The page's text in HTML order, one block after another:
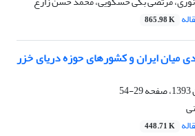
865.98 K
میان ایران و کشورهای حوزه دریای خزر
29-54
448.71 K